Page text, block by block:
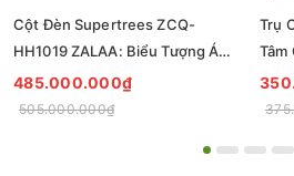
Cột Đèn Supertrees ZCQ-
HH1019 ZALAA: Biểu Tượng Ánh
Sáng Cho Đại Đô Thị
485.000.000₫
505.000.000₫
Trụ
Tâm